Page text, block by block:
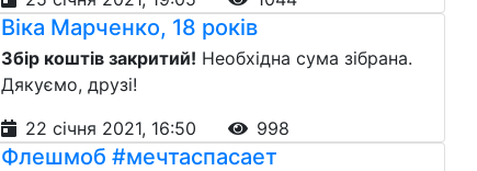
Віка Марченко, 18 років
Збір коштів закритий! Необхідна сума зібрана.
Дякуємо, друзі!
22 січня 2021, 16:50
998
Флешмоб #мечтаспасает